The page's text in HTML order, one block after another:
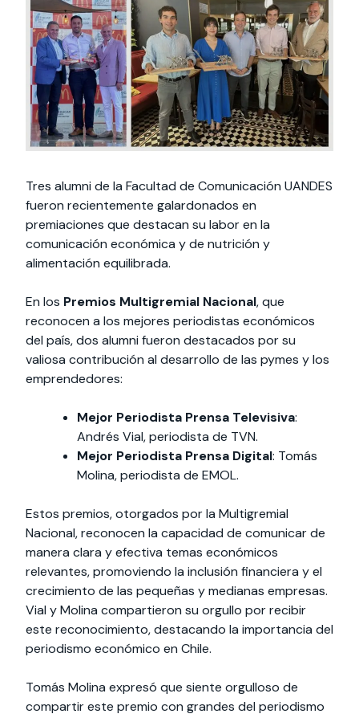
cursos
Especialidades y
estadías
Te puede
interesar:
International
students
Facultades
interesar:
2025
vinculación con la
sociedad
Extensión Cultural
Te puede interesar: Filantropía y Donaciones
intercambio
Servicios y apoyos
Te puede
interesar:
Explora el campus
Uandes
Noticias
estudiantiles
Tres alumni de la Facultad de Comunicación UANDES
fueron recientemente galardonados en
premiaciones que destacan su labor en la
comunicación económica y de nutrición y
alimentación equilibrada.
En los Premios Multigremial Nacional, que
reconocen a los mejores periodistas económicos
del país, dos alumni fueron destacados por su
valiosa contribución al desarrollo de las pymes y los
emprendedores:
Mejor Periodista Prensa Televisiva:
Andrés Vial, periodista de TVN.
Mejor Periodista Prensa Digital: Tomás
Molina, periodista de EMOL.
Estos premios, otorgados por la Multigremial
Nacional, reconocen la capacidad de comunicar de
manera clara y efectiva temas económicos
relevantes, promoviendo la inclusión financiera y el
crecimiento de las pequeñas y medianas empresas.
Vial y Molina compartieron su orgullo por recibir
este reconocimiento, destacando la importancia del
periodismo económico en Chile.
Tomás Molina expresó que siente orgulloso de
compartir este premio con grandes del periodismo